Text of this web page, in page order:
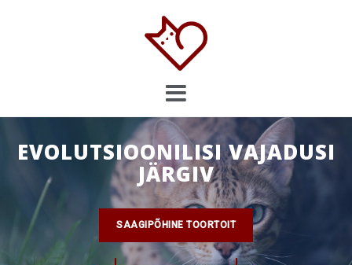
EVOLUTSIOONILISI VAJADUSI
JÄRGIV
SAAGIPÕHINE TOORTOIT